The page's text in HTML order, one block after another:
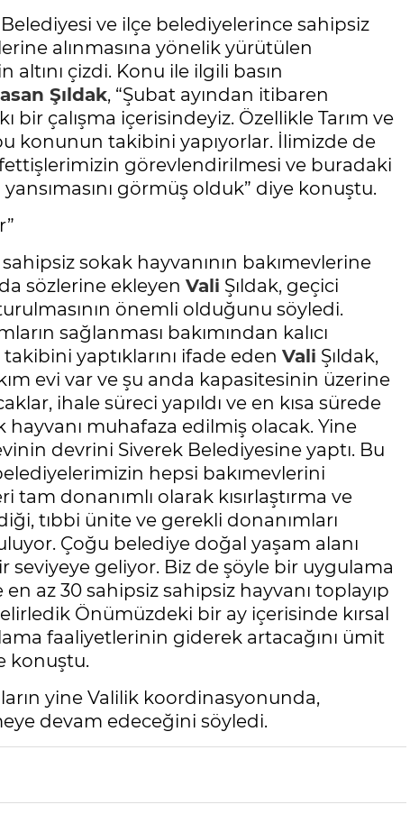
ve ilçe belediyelerince sahipsiz
alınmasına yönelik yürütülen
çizdi. Konu ile ilgili basın
Şıldak, “Şubat ayından itibaren
bir çalışma içerisindeyiz. Özellikle Tarım ve
konunun takibini yapıyorlar. İlimizde de
görevlendirilmesi ve buradaki
görmüş olduk” diye konuştu.
sokak hayvanının bakımevlerine
sözlerine ekleyen Vali Şıldak, geçici
önemli olduğunu söyledi.
sağlanması bakımından kalıcı
yaptıklarını ifade eden Vali Şıldak,
evi var ve şu anda kapasitesinin üzerine
ihale süreci yapıldı ve en kısa sürede
muhafaza edilmiş olacak. Yine
devrini Siverek Belediyesine yaptı. Bu
hepsi bakımevlerini
tam donanımlı olarak kısırlaştırma ve
tıbbi ünite ve gerekli donanımları
Çoğu belediye doğal yaşam alanı
geliyor. Biz de şöyle bir uygulama
az 30 sahipsiz sahipsiz hayvanı toplayıp
Önümüzdeki bir ay içerisinde kırsal
faaliyetlerinin giderek artacağını ümit
konuştu.
yine Valilik koordinasyonunda,
devam edeceğini söyledi.